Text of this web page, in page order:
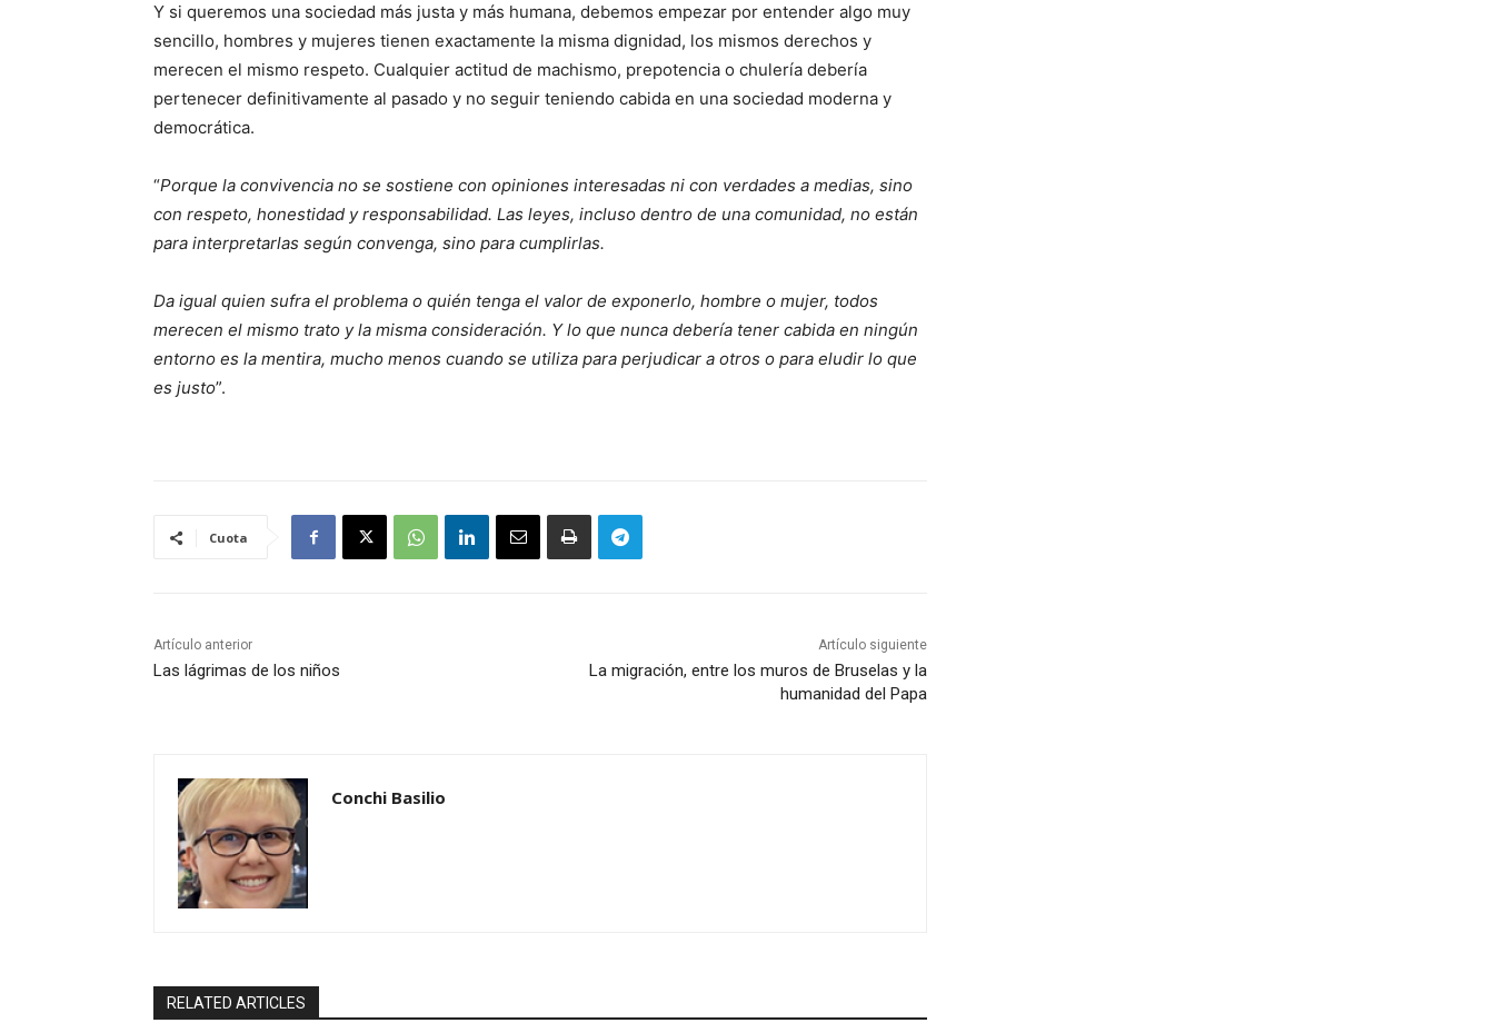
Y si queremos una sociedad más justa y más humana, debemos empezar por entender algo muy
sencillo, hombres y mujeres tienen exactamente la misma dignidad, los mismos derechos y
merecen el mismo respeto. Cualquier actitud de machismo, prepotencia o chulería debería
pertenecer definitivamente al pasado y no seguir teniendo cabida en una sociedad moderna y
democrática.
“Porque la convivencia no se sostiene con opiniones interesadas ni con verdades a medias, sino
con respeto, honestidad y responsabilidad. Las leyes, incluso dentro de una comunidad, no están
para interpretarlas según convenga, sino para cumplirlas.
Da igual quien sufra el problema o quién tenga el valor de exponerlo, hombre o mujer, todos
merecen el mismo trato y la misma consideración. Y lo que nunca debería tener cabida en ningún
entorno es la mentira, mucho menos cuando se utiliza para perjudicar a otros o para eludir lo que
es justo”.
Cuota
Artículo anterior
Las lágrimas de los niños
Artículo siguiente
La migración, entre los muros de Bruselas y la
humanidad del Papa
Conchi Basilio
RELATED ARTICLES